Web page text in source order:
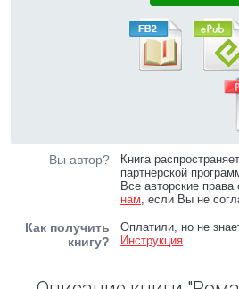
Вы автор?
Книга
партнёрской
Все авторские
нам, если Вы не
Как получить
книгу?
Оплатили, но не
Инструкция.